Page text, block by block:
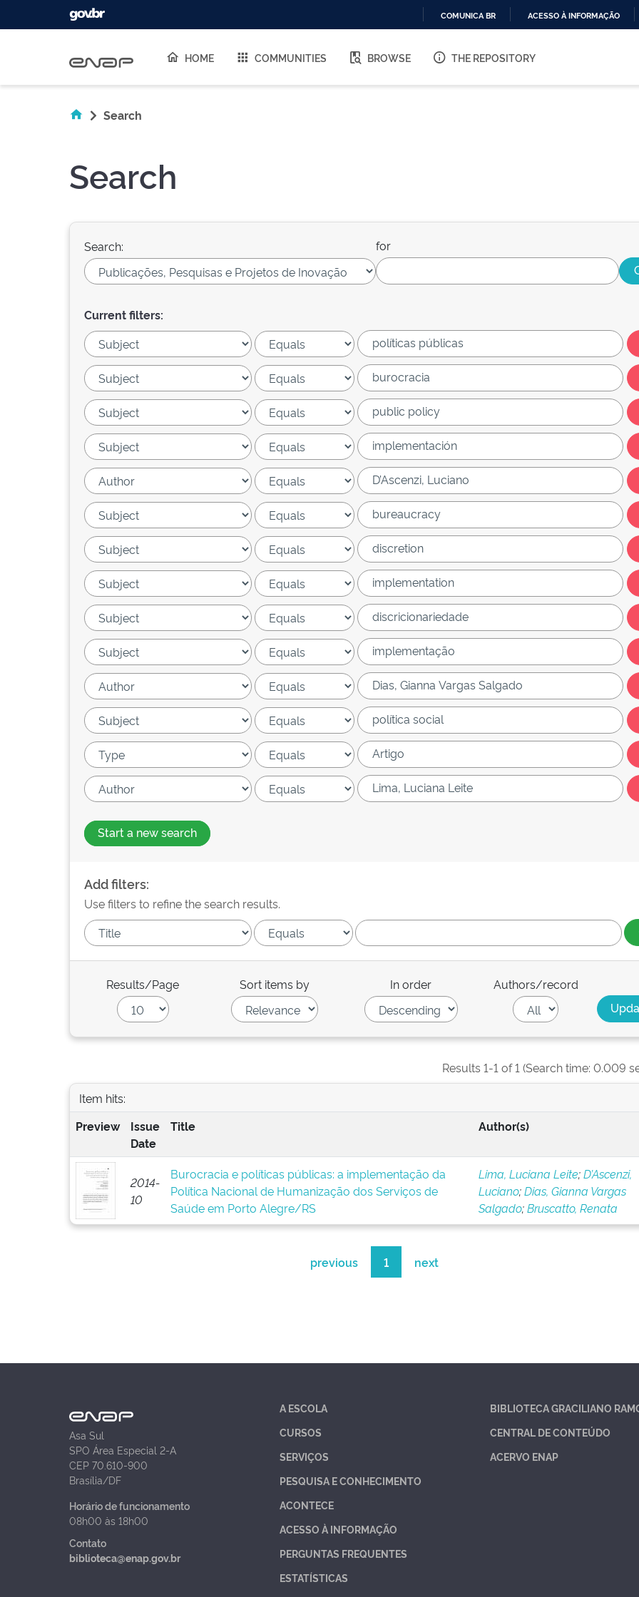
O
COMUNICA BR ACESSO À INFORMAÇÃO
HOME COMMUNITIES BROWSE THE REPOSITORY
Search
Search
Search: for
Current filters:
Start a new search
Add filters:
Use filters to refine the search results.
Results/Page Sort items by In order Authors/record
Results 1-1 of 1 (Search time: 0.009
Item hits:
Preview
Issue
Date
Title Author(s)
2014-
10
Burocracia e políticas públicas: a implementação da
Política Nacional de Humanização dos Serviços de
Saúde em Porto Alegre/RS
Lima, Luciana Leite;D’Ascenzi,
Luciano;Dias, Gianna Vargas
Salgado;Bruscatto, Renata
previous 1 next
Asa Sul
SPO Área Especial 2-A
CEP 70.610-900
Brasília/DF
Horário de funcionamento
08h00 às 18h00
Contato
biblioteca@enap.gov.br
A ESCOLA
CURSOS
SERVIÇOS
PESQUISA E CONHECIMENTO
ACONTECE
ACESSO À INFORMAÇÃO
PERGUNTAS FREQUENTES
ESTATÍSTICAS
BIBLIOTECA GRACILIANO
CENTRAL DE CONTEÚDO
ACERVO ENAP